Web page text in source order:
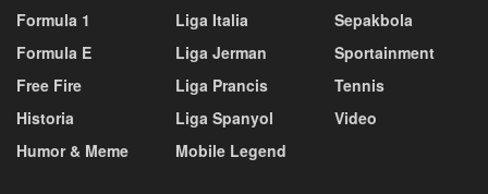
Formula 1
Formula E
Free Fire
Historia
Humor & Meme
Liga Italia
Liga Jerman
Liga Prancis
Liga Spanyol
Mobile Legend
Sepakbola
Sportainment
Tennis
Video